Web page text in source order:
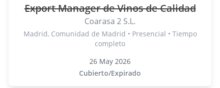
Export Manager de Vinos de Calidad
Coarasa 2 S.L.
Madrid, Comunidad de Madrid • Presencial • Tiempo
completo
26 May 2026
Cubierto/Expirado